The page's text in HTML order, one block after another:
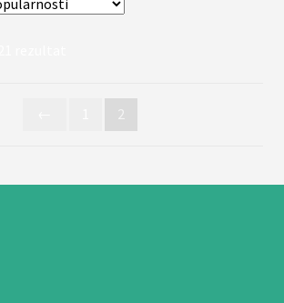
popularnosti
2